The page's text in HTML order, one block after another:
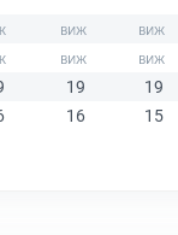
19 19
16 15